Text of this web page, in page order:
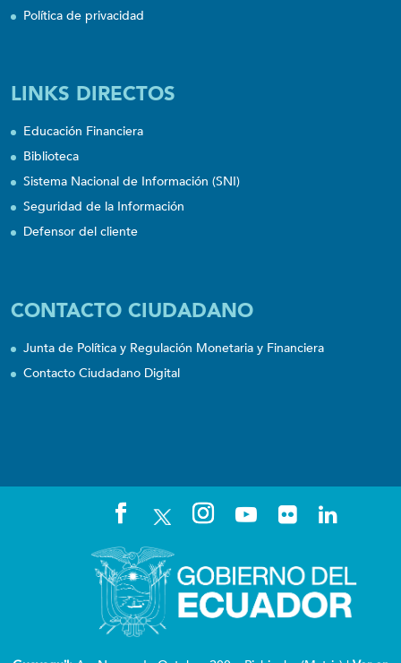
Política de privacidad
LINKS DIRECTOS
Educación Financiera
Biblioteca
Sistema Nacional de Información (SNI)
Seguridad de la Información
Defensor del cliente
CONTACTO CIUDADANO
Junta de Política y Regulación Monetaria y Financiera
Contacto Ciudadano Digital